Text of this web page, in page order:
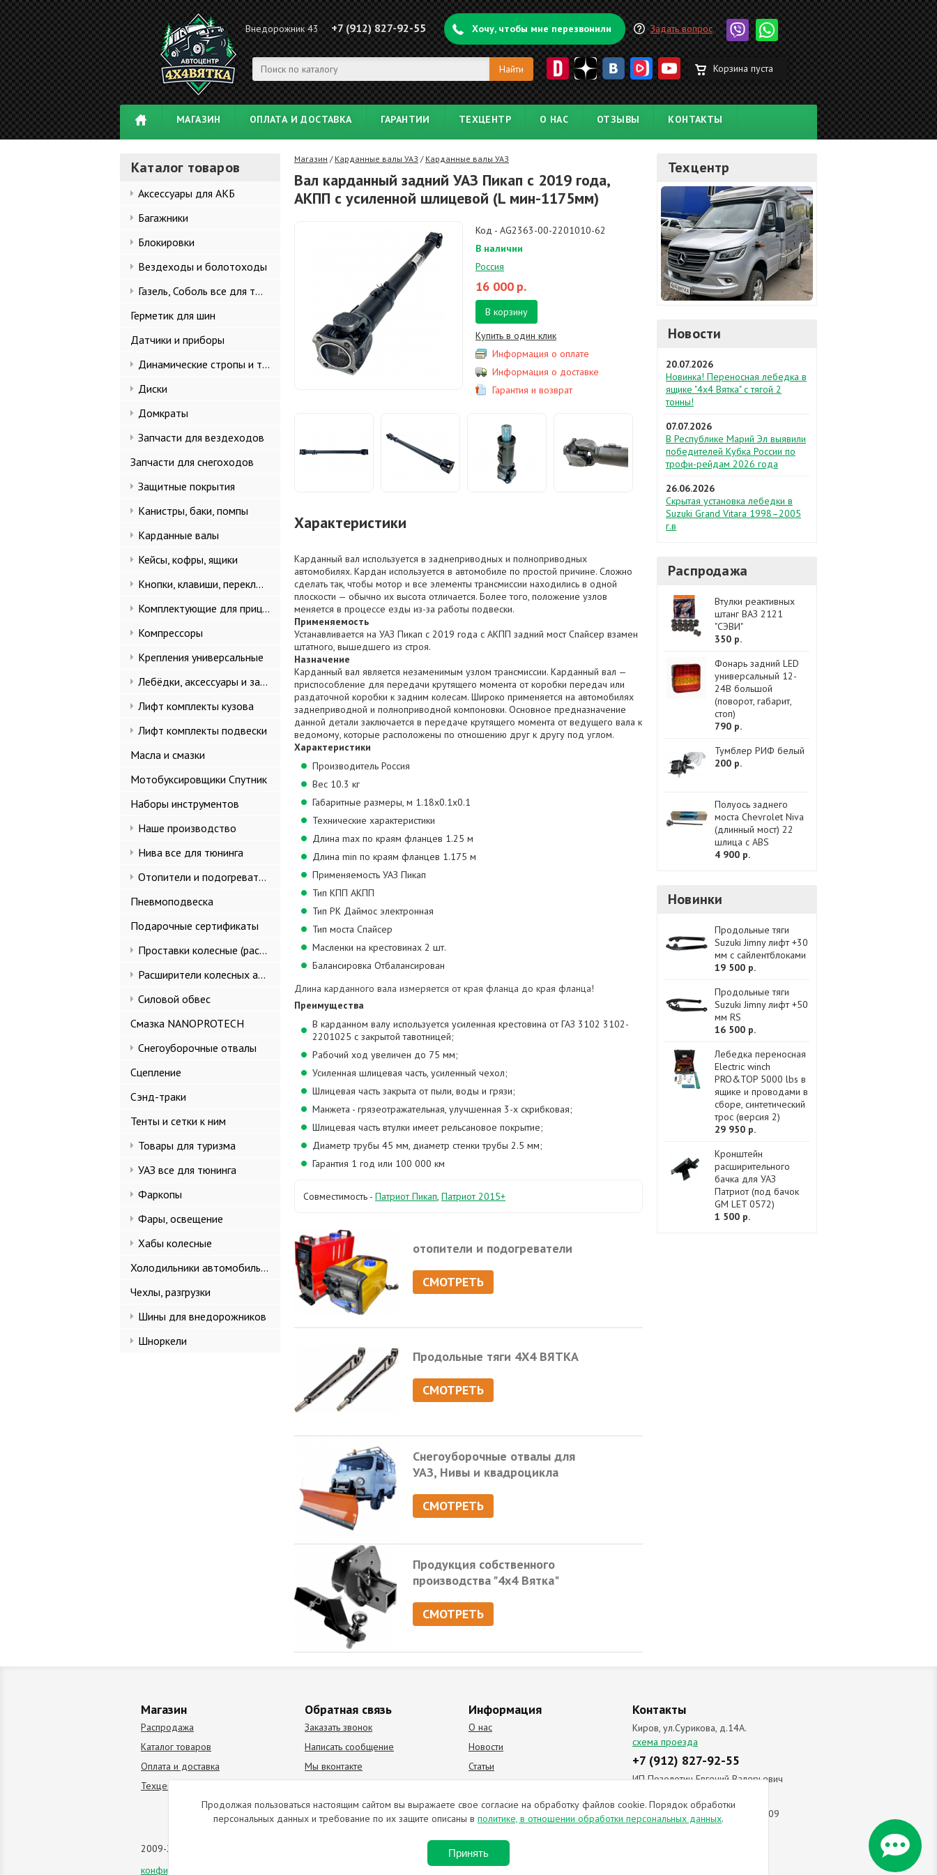
Внедорожник 43 +7 (912) 827-92-55 Хочу, чтобы мне перезвонили Задать вопрос
Корзина пуста
МАГАЗИН ОПЛАТА И ДОСТАВКА ГАРАНТИИ ТЕХЦЕНТР О НАС ОТЗЫВЫ КОНТАКТЫ
Каталог товаров
Аксессуары для АКБ
Багажники
Блокировки
Вездеходы и болотоходы
Газель, Соболь все для тюнинга
Герметик для шин
Датчики и приборы
Динамические стропы и такелаж
Диски
Домкраты
Запчасти для вездеходов
Запчасти для снегоходов
Защитные покрытия
Канистры, баки, помпы
Карданные валы
Кейсы, кофры, ящики
Кнопки, клавиши, переключатели
Комплектующие для прицепов
Компрессоры
Крепления универсальные
Лебёдки, аксессуары и запчасти
Лифт комплекты кузова
Лифт комплекты подвески
Масла и смазки
Мотобуксировщики Спутник
Наборы инструментов
Наше производство
Нива все для тюнинга
Отопители и подогреватели
Пневмоподвеска
Подарочные сертификаты
Проставки колесные (расширители колеи)
Расширители колесных арок и брызговики
Силовой обвес
Смазка NANOPROTECH
Снегоуборочные отвалы
Сцепление
Сэнд-траки
Тенты и сетки к ним
Товары для туризма
УАЗ все для тюнинга
Фаркопы
Фары, освещение
Хабы колесные
Холодильники автомобильные
Чехлы, разгрузки
Шины для внедорожников
Шноркели
Магазин / Карданные валы УАЗ / Карданные валы УАЗ
Вал карданный задний УАЗ Пикап с 2019 года,
АКПП с усиленной шлицевой (L мин-1175мм)
Код - AG2363-00-2201010-62
В наличии
Россия
16 000 р.
В корзину
Купить в один клик
Информация о оплате
Информация о доставке
Гарантия и возврат
Характеристики
Карданный вал используется в заднеприводных и полноприводных
автомобилях. Кардан используется в автомобиле по простой причине. Сложно
сделать так, чтобы мотор и все элементы трансмиссии находились в одной
плоскости — обычно их высота отличается. Более того, положение узлов
меняется в процессе езды из-за работы подвески.
Применяемость
Устанавливается на УАЗ Пикап с 2019 года с АКПП задний мост Спайсер взамен
штатного, вышедшего из строя.
Назначение
Карданный вал является незаменимым узлом трансмиссии. Карданный вал —
приспособление для передачи крутящего момента от коробки передач или
раздаточной коробки к задним колесам. Широко применяется на автомобилях
заднеприводной и полноприводной компоновки. Основное предназначение
данной детали заключается в передаче крутящего момента от ведущего вала к
ведомому, которые расположены по отношению друг к другу под углом.
Характеристики
Производитель Россия
Вес 10.3 кг
Габаритные размеры, м 1.18x0.1x0.1
Технические характеристики
Длина max по краям фланцев 1.25 м
Длина min по краям фланцев 1.175 м
Применяемость УАЗ Пикап
Тип КПП АКПП
Тип РК Даймос электронная
Тип моста Спайсер
Масленки на крестовинах 2 шт.
Балансировка Отбалансирован
Длина карданного вала измеряется от края фланца до края фланца!
Преимущества
В карданном валу используется усиленная крестовина от ГАЗ 3102 3102-
2201025 с закрытой тавотницей;
Рабочий ход увеличен до 75 мм;
Усиленная шлицевая часть, усиленный чехол;
Шлицевая часть закрыта от пыли, воды и грязи;
Манжета - грязеотражательная, улучшенная 3-х скрибковая;
Шлицевая часть втулки имеет рельсановое покрытие;
Диаметр трубы 45 мм, диаметр стенки трубы 2.5 мм;
Гарантия 1 год или 100 000 км
Совместимость - Патриот Пикап, Патриот 2015+
отопители и подогреватели
СМОТРЕТЬ
Продольные тяги 4Х4 ВЯТКА
СМОТРЕТЬ
Снегоуборочные отвалы для
УАЗ, Нивы и квадроцикла
СМОТРЕТЬ
Продукция собственного
производства "4х4 Вятка"
СМОТРЕТЬ
Техцентр
Новости
20.07.2026
Новинка! Переносная лебедка в
ящике "4х4 Вятка" с тягой 2
тонны!
07.07.2026
В Республике Марий Эл выявили
победителей Кубка России по
трофи-рейдам 2026 года
26.06.2026
Скрытая установка лебедки в
Suzuki Grand Vitara 1998–2005
г.в
Распродажа
Втулки реактивных
штанг ВАЗ 2121
"СЭВИ"
350 р.
Фонарь задний LED
универсальный 12-
24В большой
(поворот, габарит,
стоп)
790 р.
Тумблер РИФ белый
200 р.
Полуось заднего
моста Chevrolet Niva
(длинный мост) 22
шлица с ABS
4 900 р.
Новинки
Продольные тяги
Suzuki Jimny лифт +30
мм с сайлентблоками
19 500 р.
Продольные тяги
Suzuki Jimny лифт +50
мм RS
16 500 р.
Лебедка переносная
Electric winch
PRO&TOP 5000 lbs в
ящике и проводами в
сборе, синтетический
трос (версия 2)
29 950 р.
Кронштейн
расширительного
бачка для УАЗ
Патриот (под бачок
GM LET 0572)
1 500 р.
Магазин
Распродажа
Каталог товаров
Оплата и доставка
Техцентр
Обратная связь
Заказать звонок
Написать сообщение
Мы вконтакте
Информация
О нас
Новости
Статьи
Контакты
Киров, ул.Сурикова, д.14А.
схема проезда
+7 (912) 827-92-55
ИП Позолотин Евгений Валерьевич
ИНН 434537218055 / ОГРН ИП
309434505600123 от 25.02.2009
2009-2026 © Все права защищены. Копирование материалов запрещено. Отправляя любую форму на сайте, вы соглашаетесь с
конфиденциальности
Продолжая пользоваться настоящим сайтом вы выражаете свое согласие на обработку файлов cookie. Порядок обработки
персональных данных и требование по их защите описаны в политике, в отношении обработки персональных данных.
Принять